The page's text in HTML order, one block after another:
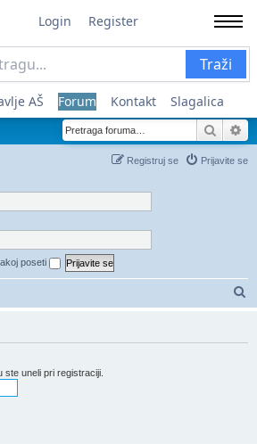
Login Register
Traži
AŠ Forum Kontakt Slagalica
Prijavite se
Registruj se
poseti
uneli pri registraciji.